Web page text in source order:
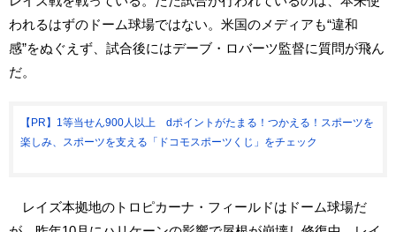
われるはずのドーム球場ではない。米国のメディアも“違和
感”をぬぐえず、試合後にはデーブ・ロバーツ監督に質問が飛ん
だ。
【PR】1等当せん900人以上 dポイントがたまる！つかえる！スポーツを
楽しみ、スポーツを支える「ドコモスポーツくじ」をチェック
レイズ本拠地のトロピカーナ・フィールドはドーム球場だ